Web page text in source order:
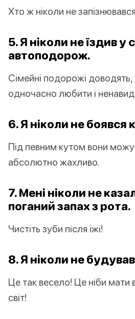
Хто ж ніколи не
5. Я ніколи не їздив у
автоподорож.
Сімейні подорожі
одночасно любити і
6. Я ніколи не боявся
Під певним кутом вони
абсолютно жахливо.
7. Мені ніколи не
поганий запах з рота.
Чистіть зуби після їжі!
8. Я ніколи не
Це так весело! Це ніби мати
світ!